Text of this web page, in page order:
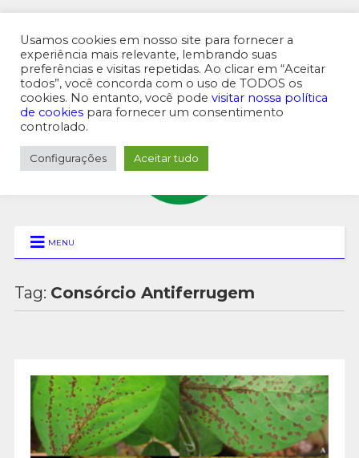
MENU SUPERIOR
MENU
Tag: Consórcio Antiferrugem
Usamos cookies em nosso site para fornecer a
experiência mais relevante, lembrando suas
preferências e visitas repetidas. Ao clicar em “Aceitar
todos”, você concorda com o uso de TODOS os
cookies. No entanto, você pode visitar nossa política
de cookies para fornecer um consentimento
controlado.
Configurações Aceitar tudo